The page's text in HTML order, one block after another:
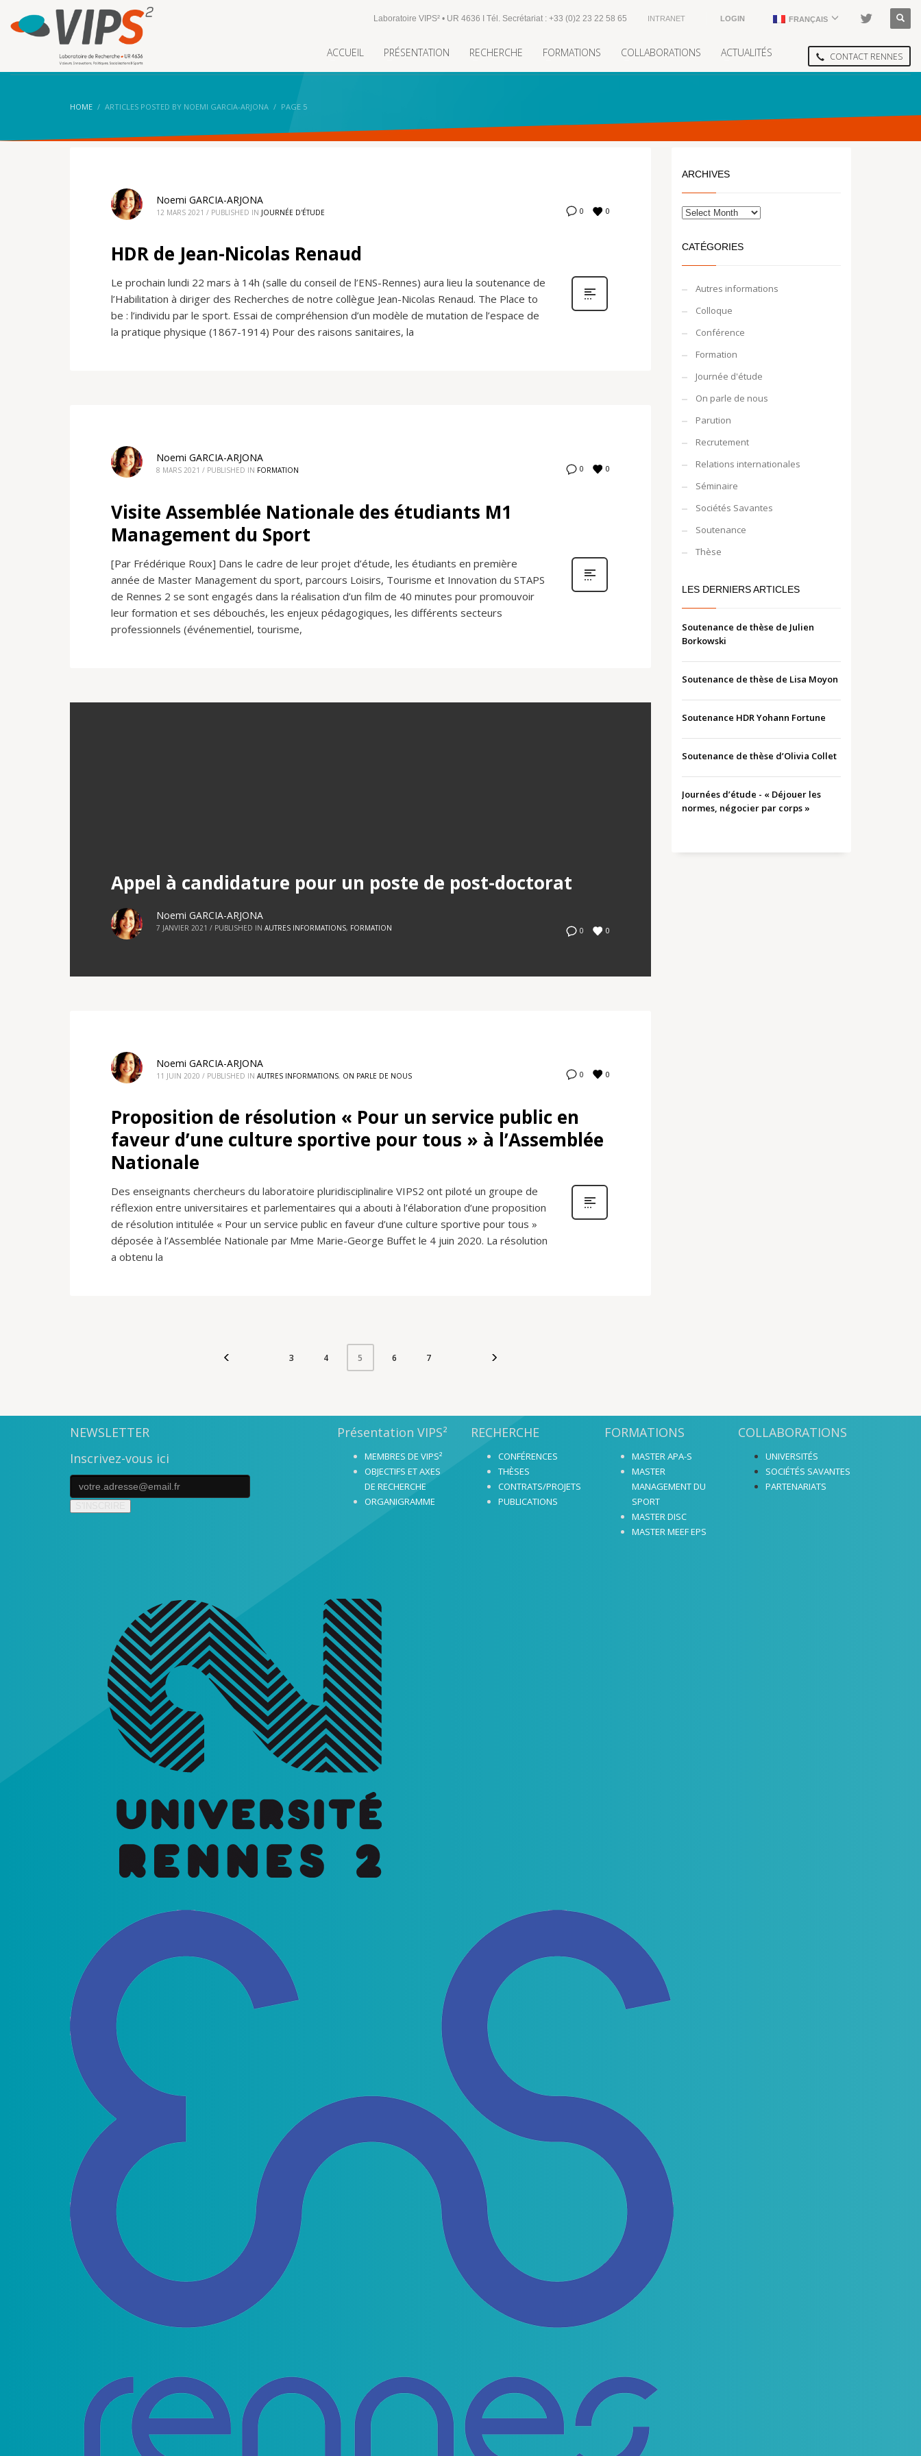
Laboratoire VIPS² • UR 4636 I Tél. Secrétariat : +33 (0)2 23 22 58 65 INTRANET LOGIN FRANÇAIS
ACCUEIL PRÉSENTATION RECHERCHE FORMATIONS COLLABORATIONS ACTUALITÉS CONTACT RENNES
HOME ARTICLES POSTED BY NOEMI GARCIA-ARJONA PAGE 5
0 0
Noemi GARCIA-ARJONA
12 MARS 2021 / PUBLISHED IN JOURNÉE D'ÉTUDE
HDR de Jean-Nicolas Renaud
Le prochain lundi 22 mars à 14h (salle du conseil de l’ENS-Rennes) aura lieu la soutenance de
l’Habilitation à diriger des Recherches de notre collègue Jean-Nicolas Renaud. The Place to
be : l’individu par le sport. Essai de compréhension d’un modèle de mutation de l’espace de
la pratique physique (1867-1914) Pour des raisons sanitaires, la
0 0
Noemi GARCIA-ARJONA
8 MARS 2021 / PUBLISHED IN FORMATION
Visite Assemblée Nationale des étudiants M1
Management du Sport
[Par Frédérique Roux] Dans le cadre de leur projet d’étude, les étudiants en première
année de Master Management du sport, parcours Loisirs, Tourisme et Innovation du STAPS
de Rennes 2 se sont engagés dans la réalisation d’un film de 40 minutes pour promouvoir
leur formation et ses débouchés, les enjeux pédagogiques, les différents secteurs
professionnels (événementiel, tourisme,
Appel à candidature pour un poste de post-doctorat
0 0
Noemi GARCIA-ARJONA
7 JANVIER 2021 / PUBLISHED IN AUTRES INFORMATIONS, FORMATION
0 0
Noemi GARCIA-ARJONA
11 JUIN 2020 / PUBLISHED IN AUTRES INFORMATIONS, ON PARLE DE NOUS
Proposition de résolution « Pour un service public en
faveur d’une culture sportive pour tous » à l’Assemblée
Nationale
Des enseignants chercheurs du laboratoire pluridisciplinalire VIPS2 ont piloté un groupe de
réflexion entre universitaires et parlementaires qui a abouti à l’élaboration d’une proposition
de résolution intitulée « Pour un service public en faveur d’une culture sportive pour tous »
déposée à l’Assemblée Nationale par Mme Marie-George Buffet le 4 juin 2020. La résolution
a obtenu la
3 4 5 6 7
ARCHIVES
CATÉGORIES
Autres informations
Colloque
Conférence
Formation
Journée d'étude
On parle de nous
Parution
Recrutement
Relations internationales
Séminaire
Sociétés Savantes
Soutenance
Thèse
LES DERNIERS ARTICLES
Soutenance de thèse de Julien
Borkowski
Soutenance de thèse de Lisa Moyon
Soutenance HDR Yohann Fortune
Soutenance de thèse d’Olivia Collet
Journées d’étude - « Déjouer les
normes, négocier par corps »
NEWSLETTER
Inscrivez-vous ici
Présentation VIPS²
MEMBRES DE VIPS²
OBJECTIFS ET AXES
DE RECHERCHE
ORGANIGRAMME
RECHERCHE
CONFÉRENCES
THÈSES
CONTRATS/PROJETS
PUBLICATIONS
FORMATIONS
MASTER APA-S
MASTER
MANAGEMENT DU
SPORT
MASTER DISC
MASTER MEEF EPS
COLLABORATIONS
UNIVERSITÉS
SOCIÉTÉS SAVANTES
PARTENARIATS